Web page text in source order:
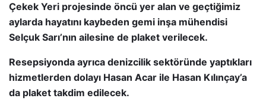
Çekek Yeri projesinde öncü yer alan ve geçtiğimiz
aylarda hayatını kaybeden gemi inşa mühendisi
Selçuk Sarı’nın ailesine de plaket verilecek.
Resepsiyonda ayrıca denizcilik sektöründe yaptıkları
hizmetlerden dolayı Hasan Acar ile Hasan Kılınçay’a
da plaket takdim edilecek.